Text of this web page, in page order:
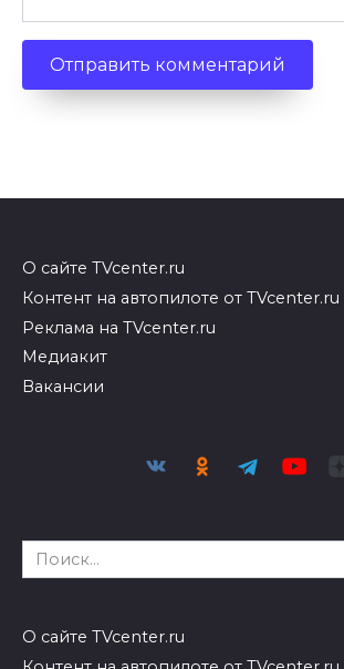
О сайте TVcenter.ru
Контент на автопилоте от TVcenter.ru
Реклама на TVcenter.ru
Медиакит
Вакансии
Search
for:
О сайте TVcenter.ru